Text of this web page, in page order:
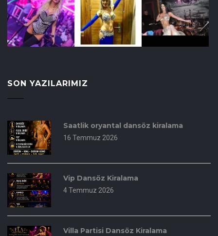
SON YAZILARIMIZ
Saatlik oryantal dansöz kiralama
16 Temmuz 2026
Vip Dansöz Kiralama
4 Temmuz 2026
Villa Partisi Dansöz Kiralama